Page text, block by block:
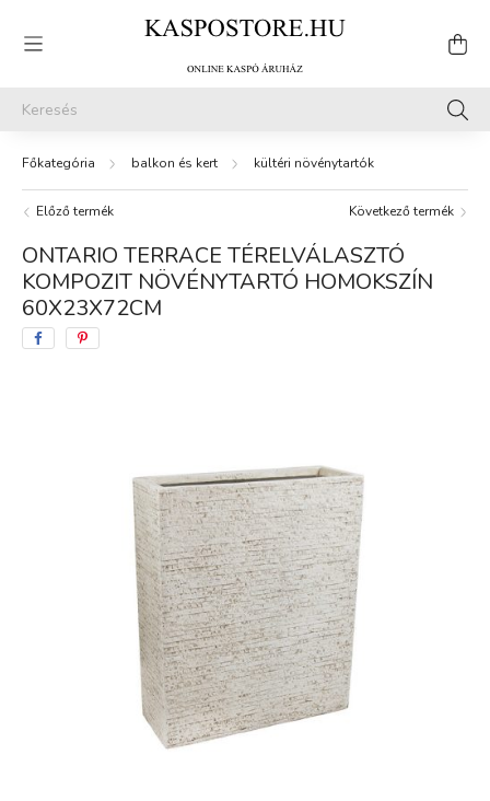
balkon és kert kültéri növénytartók
Előző termék Következő termék
ONTARIO TERRACE TÉRELVÁLASZTÓ
KOMPOZIT NÖVÉNYTARTÓ HOMOKSZÍN
60X23X72CM